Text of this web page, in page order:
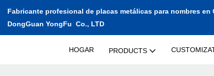
Fabricante profesional de placas metálicas para nombres en
DongGuan YongFu Co., LTD
HOGAR PRODUCTS